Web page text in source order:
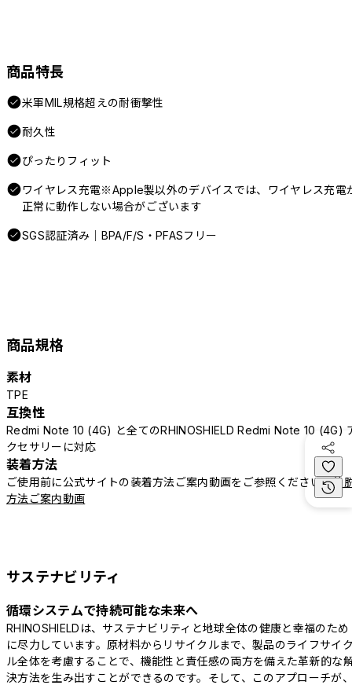
商品特長
米軍MIL規格超えの耐衝撃性
耐久性
ぴったりフィット
ワイヤレス充電※Apple製以外のデバイスでは、ワイヤレス充電
正常に動作しない場合がございます
SGS認証済み｜BPA/F/S・PFASフリー
商品規格
素材
TPE
互換性
Redmi Note 10 (4G) と全てのRHINOSHIELD Redmi Note 10 (4G)
クセサリーに対応
装着方法
ご使用前に公式サイトの装着方法ご案内動画をご参照ください。着
方法ご案内動画
サステナビリティ
循環システムで持続可能な未来へ
RHINOSHIELDは、サステナビリティと地球全体の健康と幸福のため
に尽力しています。原材料からリサイクルまで、製品のライフサイ
ル全体を考慮することで、機能性と責任感の両方を備えた革新的な
決方法を生み出すことができるのです。そして、このアプローチが